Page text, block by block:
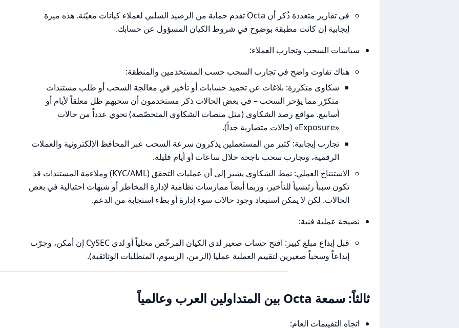
في تقارير متعددة ذُكر أن Octa تقدم حماية من الرصيد السلبي لعملاء كيانات معيّنة. هذه ميزة
إيجابية إن كانت مطبقة بوضوح في شروط الكيان المسؤول عن حسابك.
سياسات السحب وتجارب العملاء:
هناك تفاوت واضح في تجارب السحب حسب المستخدمين والمنطقة:
شكاوى متكررة: بلاغات عن تجميد حسابات أو تأخير في معالجة السحب أو طلب مستندات
متكرّر مما يؤخر السحب – في بعض الحالات ذكر مستخدمون أن سحبهم ظل معلقاً لأيام أو
أسابيع. مواقع رصد الشكاوى (مثل منصات الشكاوى المتخصّصة) تحوي عدداً من حالات
«Exposure» (حالات متضاربة جداً).
تجارب إيجابية: كثير من المستعملين يذكرون سرعة السحب عبر المحافظ الإلكترونية والعملات
الرقمية، وتجارب سحب ناجحة خلال ساعات أو أيام قليلة.
الاستنتاج العملي: نمط الشكاوى يشير إلى أن عمليات التحقق (KYC/AML) وملاءمة المستندات قد
تكون سبباً رئيسياً للتأخير، وربما أيضاً ممارسات نظامية لإدارة المخاطر أو شبهات احتيالية في بعض
الحالات. لكن لا يمكن استبعاد وجود حالات سوء إدارة أو بطء استجابة من الدعم.
نصيحة عملية فنية:
قبل إيداع مبلغ كبير: افتح حساب صغير لدى الكيان المرخّص محلياً أو لدى CySEC إن أمكن، وجرّب
إيداعاً وسحباً صغيرين لتقييم العملية عمليا (الزمن، الرسوم، المتطلبات الوثائقية).
ثالثاً: سمعة Octa بين المتداولين العرب وعالمياً
اتجاه التقييمات العام: